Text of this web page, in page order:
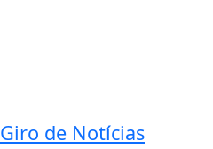
Giro de Notícias